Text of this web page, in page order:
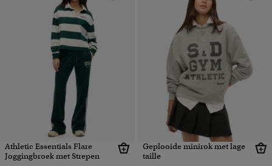
Athletic Essentials Flare
Joggingbroek met Strepen
Geplooide minirok met lage
taille